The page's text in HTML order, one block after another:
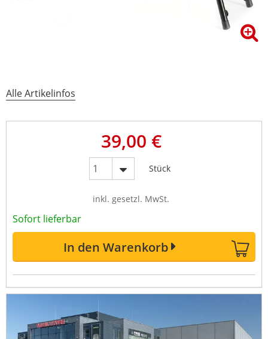
Alle Artikelinfos
39,00 €
Stück
inkl. gesetzl. MwSt.
Sofort lieferbar
In den Warenkorb